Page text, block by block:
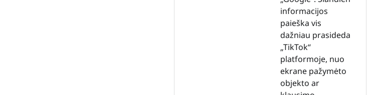
informacijos
paieška vis
dažniau prasideda
„TikTok“
platformoje, nuo
ekrane pažymėto
objekto ar